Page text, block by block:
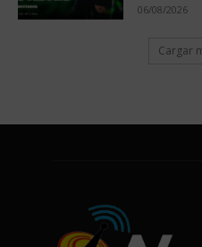
06/08/2026
Cargar